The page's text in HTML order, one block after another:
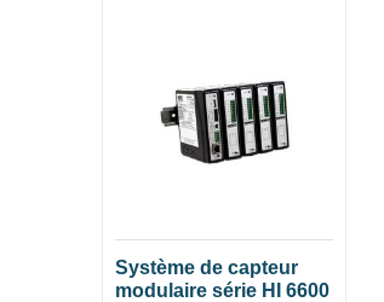
Système de capteur
modulaire série HI 6600